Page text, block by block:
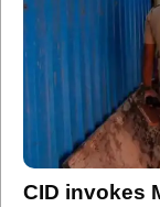
CID invokes